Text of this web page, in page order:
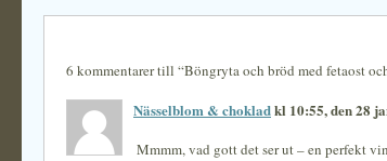
6 kommentarer till “Böngryta och bröd med fetaost
Nässelblom & chokladkl 10:55, den 28
Mmmm, vad gott det ser ut – en perfekt